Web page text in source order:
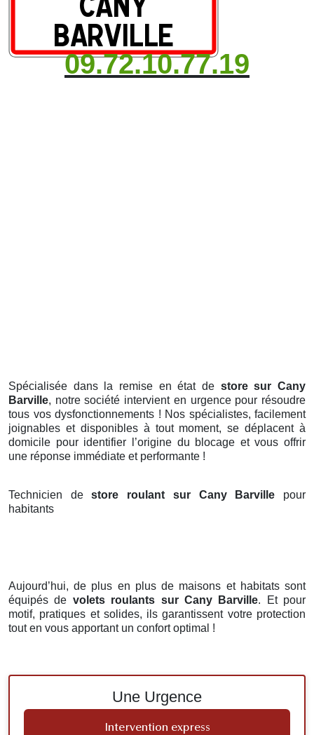
09.72.10.77.19
Spécialisée dans la remise en état de store sur Cany
Barville, notre société intervient en urgence pour résoudre
tous vos dysfonctionnements ! Nos spécialistes, facilement
joignables et disponibles à tout moment, se déplacent à
domicile pour identifier l’origine du blocage et vous offrir
une réponse immédiate et performante !
Technicien destore roulant sur Cany Barville pour
habitants
Aujourd’hui, de plus en plus de maisons et habitats sont
équipés de volets roulants sur Cany Barville. Et pour
motif, pratiques et solides, ils garantissent votre protection
tout en vous apportant un confort optimal !
Une Urgence
Intervention express